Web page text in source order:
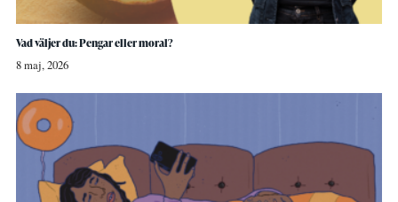
Vad väljer du: Pengar eller moral?
8 maj, 2026